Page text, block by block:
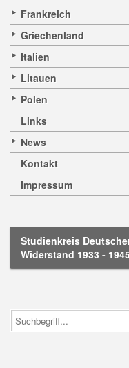
Frankreich
Griechenland
Italien
Litauen
Polen
Links
News
Kontakt
Impressum
Studienkreis
Widerstand 1933 -